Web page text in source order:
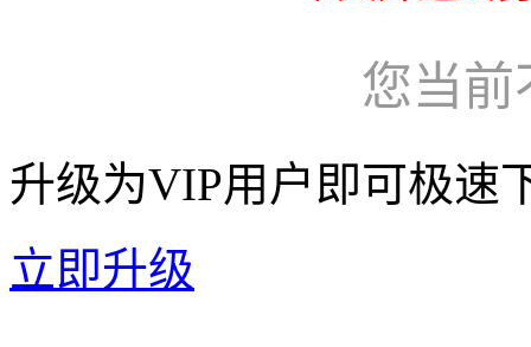
您当前
升级为VIP用户即可极速
立即升级